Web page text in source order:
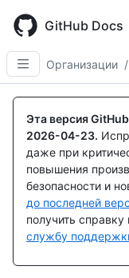
main
content
GitHub Docs
Организации /
Эта версия
2026-04-23.
даже при
повышения
безопасности и
до последней
получить
службу